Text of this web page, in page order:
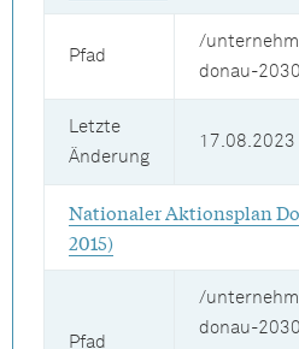
Pfad
/
donau-
Letzte
Änderung
17.08.2023
Nationaler Aktionsplan
2015)
Pfad
/
donau-